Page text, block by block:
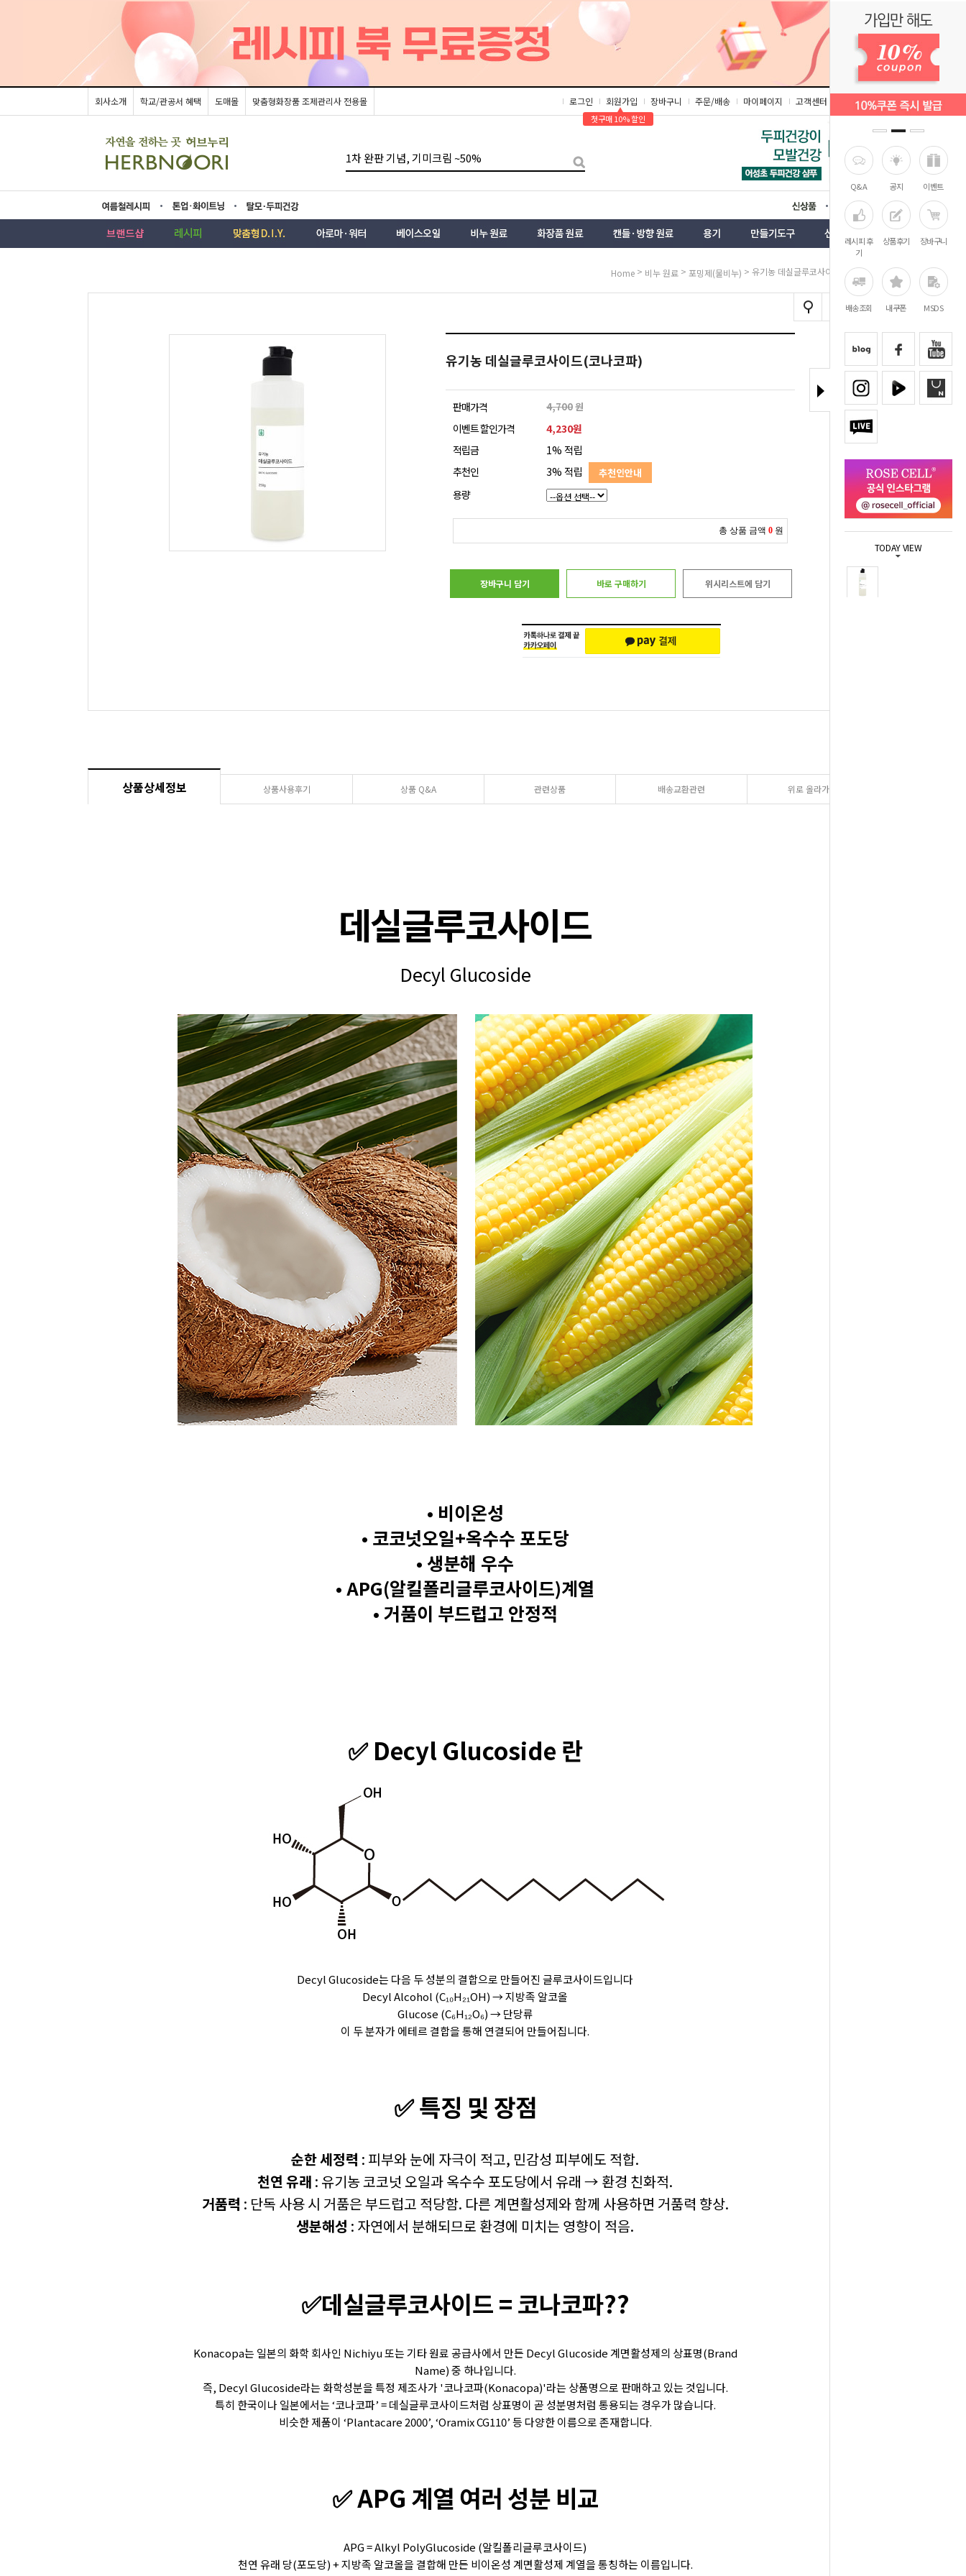
Q&A 공지 이벤트
레시피 후
기
상품후기 장바구니
배송조회 내쿠폰 MSDS
TODAY VIEW
회사소개 학교/관공서 혜택 도매몰 맞춤형화장품 조제관리사 전용몰 로그인 회원가입
▲
첫구매 10% 할인
장바구니 주문/배송 마이페이지 고객센터 즐겨찾기
름레시피 업·화이트닝 모두피건강 상품 벤트
Home > 비누 원료 > 포밍제(물비누) > 유기농 데실글루코사이드(코나코파)
유기농 데실글루코사이드(코나코파)
판매가격 4,700원
이벤트 할인가격
4,230원
적립금
1% 적립
추천인
3% 적립 추천인안내
용량
총 상품 금액 0 원
장바구니 담기 바로 구매하기 위시리스트에 담기
상품상세정보 상품사용후기 상품 Q&A 관련상품 배송교환관련 위로 올라가기
데실글루코사이드
Decyl Glucoside
• 비이온성
• 코코넛오일+옥수수 포도당
• 생분해 우수
• APG(알킬폴리글루코사이드)계열
• 거품이 부드럽고 안정적
✅ Decyl Glucoside 란
Decyl Glucoside는 다음 두 성분의 결합으로 만들어진 글루코사이드입니다
Decyl Alcohol (C₁₀H₂₁OH) → 지방족 알코올
Glucose (C₆H₁₂O₆) → 단당류
이 두 분자가 에테르 결합을 통해 연결되어 만들어집니다.
✅ 특징 및 장점
순한 세정력 : 피부와 눈에 자극이 적고, 민감성 피부에도 적합.
천연 유래 : 유기농 코코넛 오일과 옥수수 포도당에서 유래 → 환경 친화적.
거품력 : 단독 사용 시 거품은 부드럽고 적당함. 다른 계면활성제와 함께 사용하면 거품력 향상.
생분해성 : 자연에서 분해되므로 환경에 미치는 영향이 적음.
✅데실글루코사이드 = 코나코파??
Konacopa는 일본의 화학 회사인 Nichiyu 또는 기타 원료 공급사에서 만든 Decyl Glucoside 계면활성제의 상표명(Brand
Name) 중 하나입니다.
즉, Decyl Glucoside라는 화학성분을 특정 제조사가 '코나코파(Konacopa)'라는 상품명으로 판매하고 있는 것입니다.
특히 한국이나 일본에서는 ‘코나코파’ = 데실글루코사이드처럼 상표명이 곧 성분명처럼 통용되는 경우가 많습니다.
비슷한 제품이 ‘Plantacare 2000’, ‘Oramix CG110’ 등 다양한 이름으로 존재합니다.
✅ APG 계열 여러 성분 비교
APG = Alkyl PolyGlucoside (알킬폴리글루코사이드)
천연 유래 당(포도당) + 지방족 알코올을 결합해 만든 비이온성 계면활성제 계열을 통칭하는 이름입니다.